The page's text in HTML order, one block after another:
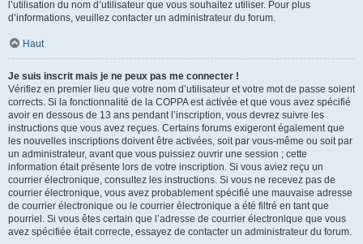
l’utilisation du nom d’utilisateur que vous souhaitez utiliser. Pour plus
d’informations, veuillez contacter un administrateur du forum.
Haut
Je suis inscrit mais je ne peux pas me connecter !
Vérifiez en premier lieu que votre nom d’utilisateur et votre mot de passe soient
corrects. Si la fonctionnalité de la COPPA est activée et que vous avez spécifié
avoir en dessous de 13 ans pendant l’inscription, vous devrez suivre les
instructions que vous avez reçues. Certains forums exigeront également que
les nouvelles inscriptions doivent être activées, soit par vous-même ou soit par
un administrateur, avant que vous puissiez ouvrir une session ; cette
information était présente lors de votre inscription. Si vous aviez reçu un
courrier électronique, consultez les instructions. Si vous ne recevez pas de
courrier électronique, vous avez probablement spécifié une mauvaise adresse
de courrier électronique ou le courrier électronique a été filtré en tant que
pourriel. Si vous êtes certain que l’adresse de courrier électronique que vous
avez spécifiée était correcte, essayez de contacter un administrateur du forum.